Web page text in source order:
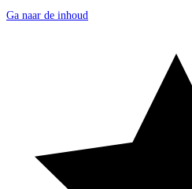
Ga naar de inhoud